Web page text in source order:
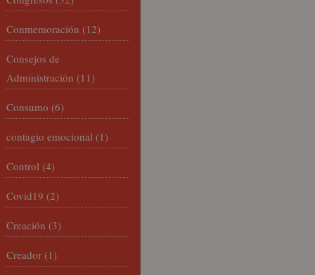
Conmemoración (12)
Consejos de
Administración (11)
Consumo (6)
contagio emocional (1)
Control (4)
Covid19 (2)
Creación (3)
Creador (1)